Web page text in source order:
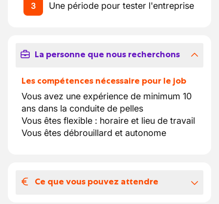
3 Une période pour tester l'entreprise
La personne que nous recherchons
Les compétences nécessaire pour le job
Vous avez une expérience de minimum 10
ans dans la conduite de pelles
Vous êtes flexible : horaire et lieu de travail
Vous êtes débrouillard et autonome
Ce que vous pouvez attendre